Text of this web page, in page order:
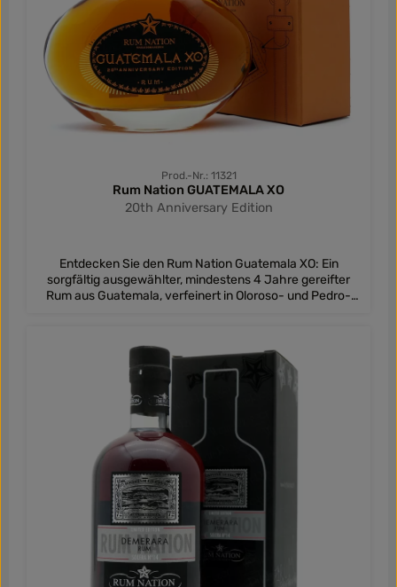
Prod.-Nr.: 11321
Rum Nation GUATEMALA XO
20th Anniversary Edition
Entdecken Sie den Rum Nation Guatemala XO: Ein
sorgfältig ausgewählter, mindestens 4 Jahre gereifter
Rum aus Guatemala, verfeinert in Oloroso- und Pedro-